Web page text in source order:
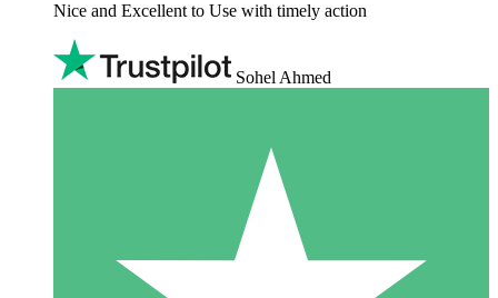
Nice and Excellent to Use with timely action
Sohel Ahmed